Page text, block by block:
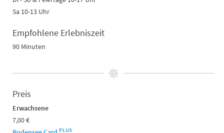
Sa 10-13 Uhr
Empfohlene Erlebniszeit
90 Minuten
Preis
Erwachsene
7,00 €
PLUS